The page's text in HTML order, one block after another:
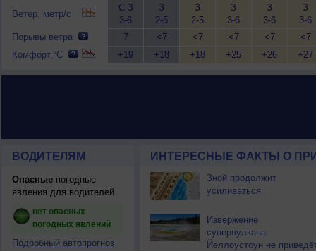
Ветер, метр/с
Порывы ветра
Комфорт,°C
С-З
3-6
7
+19
З
2-5
<7
+18
З
2-5
<7
+18
З
3-6
<7
+25
З
3-6
<7
+26
З
3-6
<7
+27
ВОДИТЕЛЯМ
Опасныепогодные
явления для водителей
нет опасных
погодных явлений
Подробный автопрогноз
ИНТЕРЕСНЫЕ ФАКТЫ О
Зной продолжит
усиливаться
Извержение
супервулкана
Йеллоустоун не